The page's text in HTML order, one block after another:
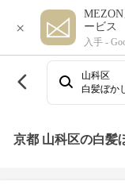
×
ービス
入手 -
山科区
白髪ぼか
京都 山科区の白髪